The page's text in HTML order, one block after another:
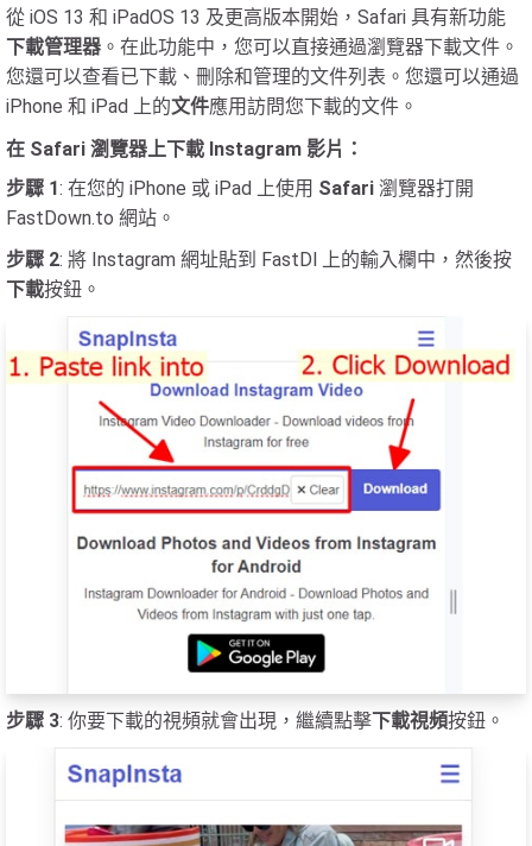
從 iOS 13 和 iPadOS 13 及更高版本開始，Safari 具有新功能
下載管理器 。在此功能中，您可以直接通過瀏覽器下載文件。
您還可以查看已下載、刪除和管理的文件列表。您還可以通過
iPhone 和 iPad 上的文件應用訪問您下載的文件。
在 Safari 瀏覽器上下載 Instagram 影片：
步驟 1: 在您的 iPhone 或 iPad 上使用 Safari 瀏覽器打開
FastDown.to 網站。
步驟 2: 將 Instagram 網址貼到 FastDl 上的輸入欄中，然後按
下載按鈕。
步驟 3: 你要下載的視頻就會出現，繼續點擊下載視頻按鈕。